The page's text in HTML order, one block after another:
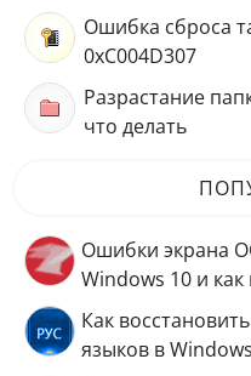
Ошибка сброса
0xC004D307
Разрастание
что делать
Ошибки экрана
Windows 10 и как
Как
языков в